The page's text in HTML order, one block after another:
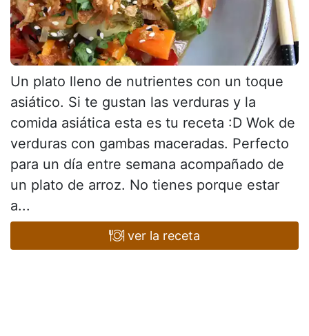
Un plato lleno de nutrientes con un toque
asiático. Si te gustan las verduras y la
comida asiática esta es tu receta :D Wok de
verduras con gambas maceradas. Perfecto
para un día entre semana acompañado de
un plato de arroz. No tienes porque estar
a...
ver la receta